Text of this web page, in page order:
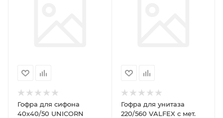
Гофра для сифона
40х40/50 UNICORN
Гофра для унитаза
220/560 VALFEX с мет.